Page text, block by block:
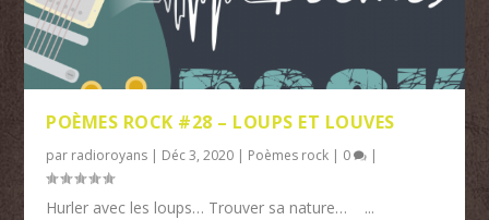
POÈMES ROCK #28 – LOUPS ET LOUVES
par radioroyans | Déc 3, 2020 | Poèmes rock | 0 |
Hurler avec les loups… Trouver sa nature… ...